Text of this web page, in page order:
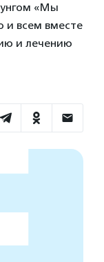
«Мы
и всем вместе
и лечению